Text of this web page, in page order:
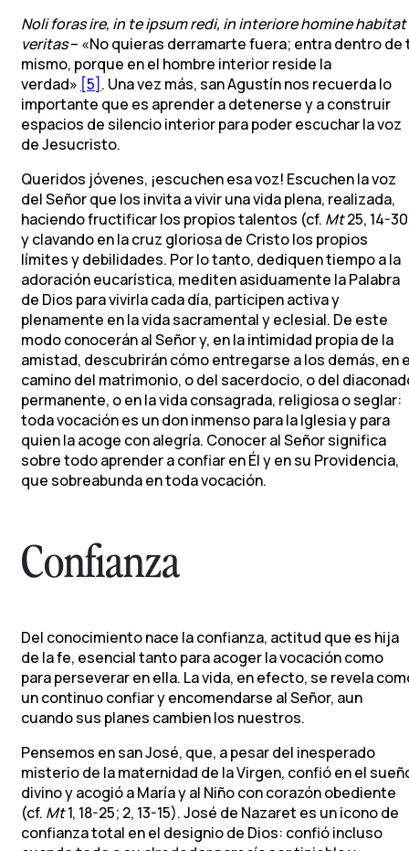
Noli foras ire, in te ipsum redi, in interiore homine habitat
veritas– «No quieras derramarte fuera; entra dentro de
mismo, porque en el hombre interior reside la
verdad» [5] . Una vez más, san Agustín nos recuerda lo
importante que es aprender a detenerse y a construir
espacios de silencio interior para poder escuchar la voz
de Jesucristo.
Queridos jóvenes, ¡escuchen esa voz! Escuchen la voz
del Señor que los invita a vivir una vida plena, realizada,
haciendo fructificar los propios talentos (cf. Mt25, 14-
y clavando en la cruz gloriosa de Cristo los propios
límites y debilidades. Por lo tanto, dediquen tiempo a la
adoración eucarística, mediten asiduamente la Palabra
de Dios para vivirla cada día, participen activa y
plenamente en la vida sacramental y eclesial. De este
modo conocerán al Señor y, en la intimidad propia de la
amistad, descubrirán cómo entregarse a los demás, en
camino del matrimonio, o del sacerdocio, o del
permanente, o en la vida consagrada, religiosa o seglar:
toda vocación es un don inmenso para la Iglesia y para
quien la acoge con alegría. Conocer al Señor significa
sobre todo aprender a confiar en Él y en su Providencia,
que sobreabunda en toda vocación.
Confianza
Del conocimiento nace la confianza, actitud que es hija
de la fe, esencial tanto para acoger la vocación como
para perseverar en ella. La vida, en efecto, se revela
un continuo confiar y encomendarse al Señor, aun
cuando sus planes cambien los nuestros.
Pensemos en san José, que, a pesar del inesperado
misterio de la maternidad de la Virgen, confió en el
divino y acogió a María y al Niño con corazón obediente
(cf. Mt1, 18-25; 2, 13-15). José de Nazaret es un icono de
confianza total en el designio de Dios: confió incluso